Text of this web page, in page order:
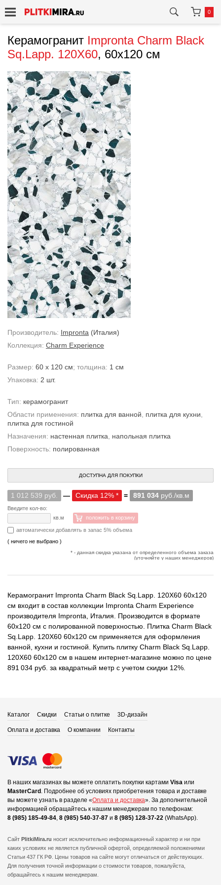
0
Керамогранит Impronta Charm Black
Sq.Lapp. 120X60, 60x120 см
Производитель: Impronta (Италия)
Коллекция: Charm Experience
Размер: 60 x 120 см; толщина: 1 см
Упаковка: 2 шт.
Тип: керамогранит
Области применения: плитка для ванной плитка для кухни
плитка для гостиной
Назначения: настенная плитка
напольная плитка
Поверхность: полированная
ДОСТУПНА ДЛЯ ПОКУПКИ
1 012 539 руб. — Скидка 12% * = 891 034 руб./кв.м
Введите кол-во:
кв.м
положить в корзину
автоматически добавлять в запас 5% объема
( ничего не выбрано )
* - данная скидка указана от определенного объема заказа
(уточняйте у наших менеджеров)
Керамогранит Impronta Charm Black Sq.Lapp. 120X60 60x120
см входит в состав коллекции Impronta Charm Experience
производителя Impronta, Италия. Производится в формате
60x120 см с полированной поверхностью. Плитка Charm Black
Sq.Lapp. 120X60 60x120 см применяется для оформления
ванной, кухни и гостиной. Купить плитку Charm Black Sq.Lapp.
120X60 60x120 см в нашем интернет-магазине можно по цене
891 034 руб. за квадратный метр с учетом скидки 12%.
Каталог Скидки Статьи о плитке 3D-дизайн
Оплата и доставка О компании Контакты
В наших магазинах вы можете оплатить покупки картами Visa или
MasterCard . Подробнее об условиях приобретения товара и доставке
вы можете узнать в разделе «Оплата и доставка». За дополнительной
информацией обращайтесь к нашим менеджерам по телефонам:
8 (985) 185-49-84, 8 (985) 540-37-87 и 8 (985) 128-37-22 (WhatsApp).
Сайт PlitkiMira.ru носит исключительно информационный характер и ни при
каких условиях не является публичной офертой, определяемой положениями
Статьи 437 ГК РФ. Цены товаров на сайте могут отличаться от действующих.
Для получения точной информации о стоимости товаров, пожалуйста,
обращайтесь к нашим менеджерам.